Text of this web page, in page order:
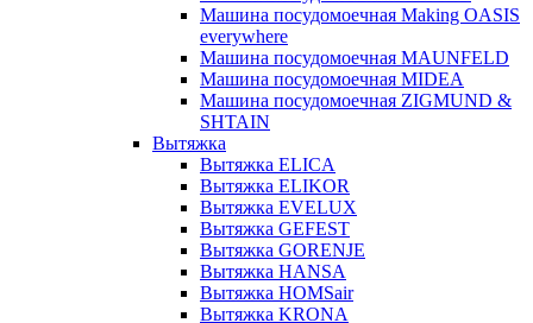
Машина посудомоечная Making OASIS
everywhere
Машина посудомоечная MAUNFELD
Машина посудомоечная MIDEA
Машина посудомоечная ZIGMUND &
SHTAIN
Вытяжка
Вытяжка ELICA
Вытяжка ELIKOR
Вытяжка EVELUX
Вытяжка GEFEST
Вытяжка GORENJE
Вытяжка HANSA
Вытяжка HOMSair
Вытяжка KRONA